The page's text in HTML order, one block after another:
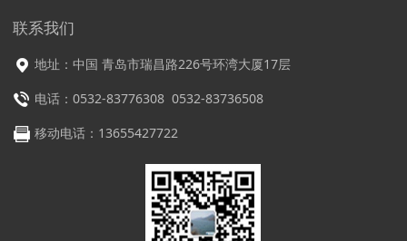
联系我们
地址：中国 青岛市瑞昌路226号环湾大厦17层
电话：0532-83776308 0532-83736508
移动电话：13655427722